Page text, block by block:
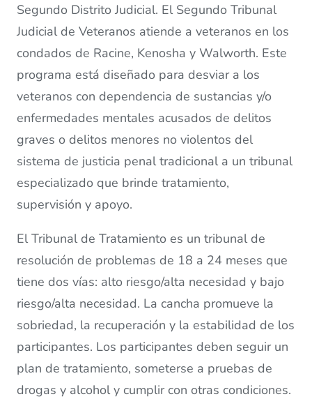
Segundo Distrito Judicial. El Segundo Tribunal
Judicial de Veteranos atiende a veteranos en los
condados de Racine, Kenosha y Walworth. Este
programa está diseñado para desviar a los
veteranos con dependencia de sustancias y/o
enfermedades mentales acusados ​​de delitos
graves o delitos menores no violentos del
sistema de justicia penal tradicional a un tribunal
especializado que brinde tratamiento,
supervisión y apoyo.
El Tribunal de Tratamiento es un tribunal de
resolución de problemas de 18 a 24 meses que
tiene dos vías: alto riesgo/alta necesidad y bajo
riesgo/alta necesidad. La cancha promueve la
sobriedad, la recuperación y la estabilidad de los
participantes. Los participantes deben seguir un
plan de tratamiento, someterse a pruebas de
drogas y alcohol y cumplir con otras condiciones.